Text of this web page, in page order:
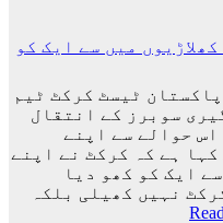
واپس
گئے؟
گئی
میں سے ایک کو
ٹیسٹ کرکٹ ٹیم
سوبرز کے انتقال
حوالے سے اپنے
ہے کہ کرکٹ نے اپنے
ایک کو کھو دیا
نہیں کھیلی بلکہ
: